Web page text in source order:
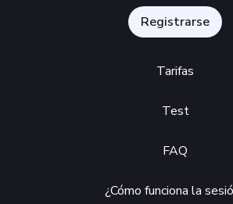
Registrarse
Tarifas
Test
FAQ
¿Cómo funciona la